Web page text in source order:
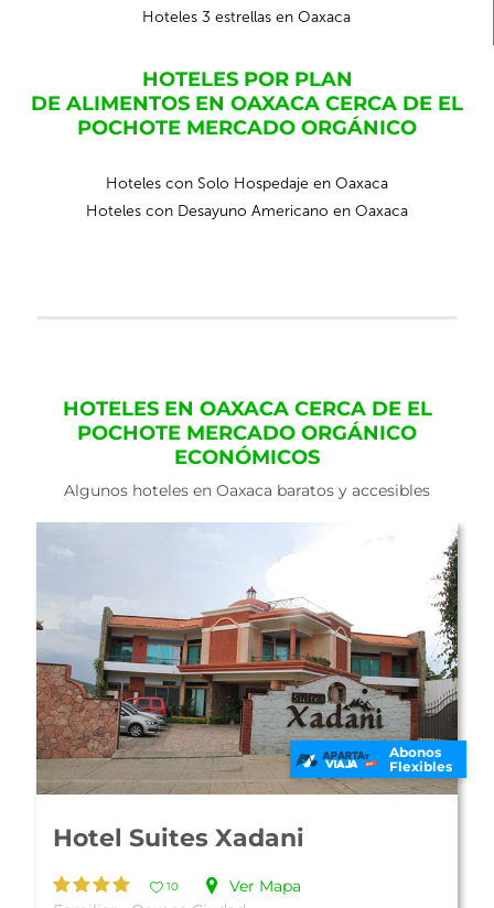
Hoteles 3 estrellas en Oaxaca
HOTELES POR PLAN
DE ALIMENTOS EN OAXACA CERCA DE EL
POCHOTE MERCADO ORGÁNICO
Hoteles con Solo Hospedaje en Oaxaca
Hoteles con Desayuno Americano en Oaxaca
HOTELES EN OAXACA CERCA DE EL
POCHOTE MERCADO ORGÁNICO
ECONÓMICOS
Algunos hoteles en Oaxaca baratos y accesibles
En Oferta
Abonos
Flexibles
Parador del Dominico
10
Ver Mapa